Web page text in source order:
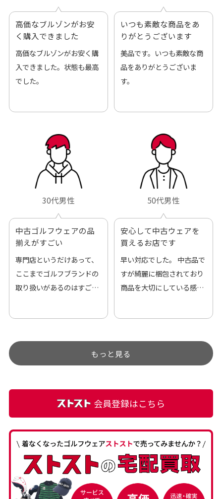
高価なブルゾンがお安
く購入できました
高価なブルゾンがお安く購
入できました。状態も最高
でした。
いつも素敵な商品をあ
りがとうございます
美品です。いつも素敵な商
品をありがとうございま
す。
30代男性
中古ゴルフウェアの品
揃えがすごい
専門店というだけあって、
ここまでゴルフブランドの
取り扱いがあるのはすご
す。
50代男性
安心して中古ウェアを
買えるお店です
早い対応でした。 中古品で
すが綺麗に梱包されており
商品を大切にしている感が
うぐらい目立つことなく綺
麗な商品でお安く購入でき
もっと見る
会員登録はこちら